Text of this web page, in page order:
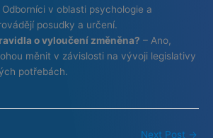
Odborníci v oblasti psychologie a
posudky a určení.
o vyloučení změněna? – Ano,
měnit v závislosti na vývoji legislativy
potřebách.
Next Post →